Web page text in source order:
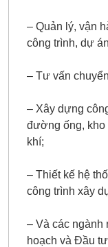
– Quản lý, vận
công trình, dự
– Tư vấn
– Xây dựng
đường ống, kho
khí;
– Thiết kế hệ
công trình xây
– Và các
hoạch và Đầu